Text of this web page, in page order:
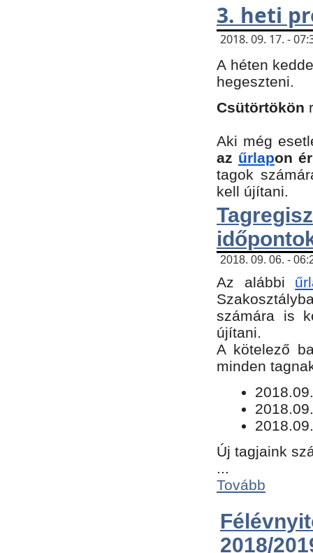
3. heti
2018. 09. 17. -
A héten
hegeszteni.
Csütörtökön
Aki még
az űrlapon
tagok
kell újítani.
2018. 09. 06. -
Az alábbi
számára is
újítani.
​A kötelező
minden
Új tagjaink
...
Tovább
2018/